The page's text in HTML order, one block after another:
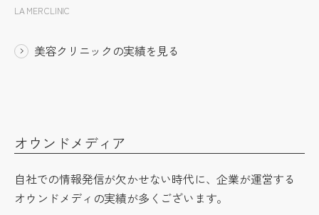
LA MER CLINIC
美容クリニックの実績を見る
オウンドメディア
自社での情報発信が欠かせない時代に、企業が運営する
オウンドメディの実績が多くございます。